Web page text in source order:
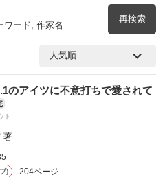
ワード, 作家名
再検索
を含む
のアイツに不意打ちで愛されて
ト
著
) 204ページ